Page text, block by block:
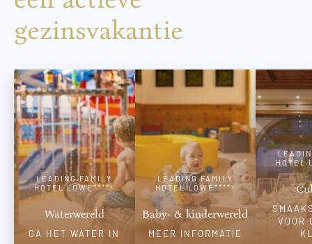
gezinsvakantie
LEADING FAMILY
HOTEL LÖWE****ˢ
Waterwereld
GA HET WATER IN
LEADING FAMILY
HOTEL LÖWE****ˢ
Baby- & kinderwereld
MEER INFORMATIE
HOTEL
VOOR